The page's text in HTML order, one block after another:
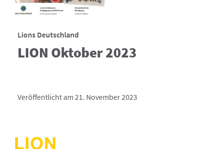
Lions Deutschland
LION Oktober 2023
Veröffentlicht am 21. November 2023